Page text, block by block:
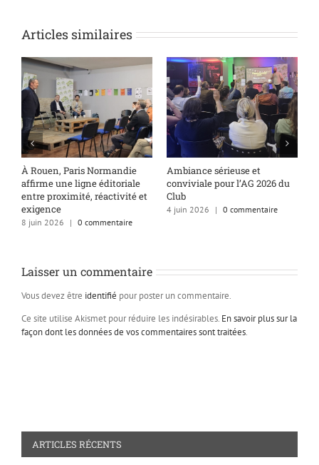
Articles similaires
À Rouen, Paris Normandie
affirme une ligne éditoriale
entre proximité, réactivité et
exigence
8 juin 2026 | 0 commentaire
Ambiance sérieuse et
conviviale pour l’AG 2026 du
Club
4 juin 2026 | 0 commentaire
Laisser un commentaire
Vous devez être identifié pour poster un commentaire.
Ce site utilise Akismet pour réduire les indésirables. En savoir plus sur la
façon dont les données de vos commentaires sont traitées.
ARTICLES RÉCENTS